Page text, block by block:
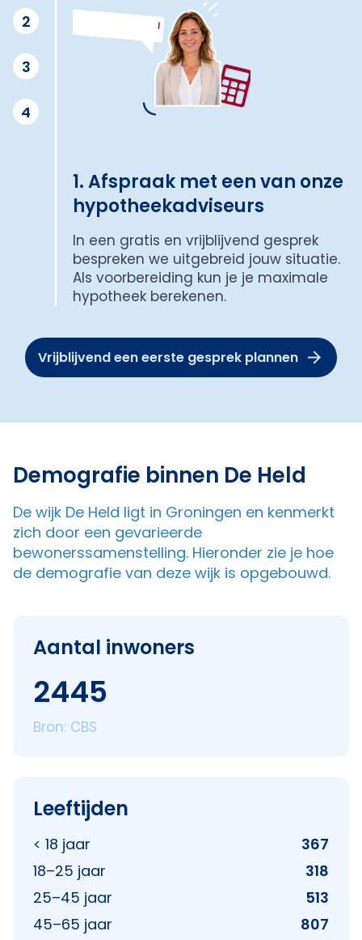
2
3
4
1. Afspraak met een van onze
hypotheekadviseurs
In een gratis en vrijblijvend gesprek
bespreken we uitgebreid jouw situatie.
Als voorbereiding kun je je maximale
hypotheek berekenen.
Vrijblijvend een eerste gesprek plannen
Demografie binnen De Held
De wijk De Held ligt in Groningen en kenmerkt
zich door een gevarieerde
bewonerssamenstelling. Hieronder zie je hoe
de demografie van deze wijk is opgebouwd.
Aantal inwoners
2445
Bron: CBS
Leeftijden
< 18 jaar
367
18–25 jaar
318
25–45 jaar
513
45–65 jaar
807